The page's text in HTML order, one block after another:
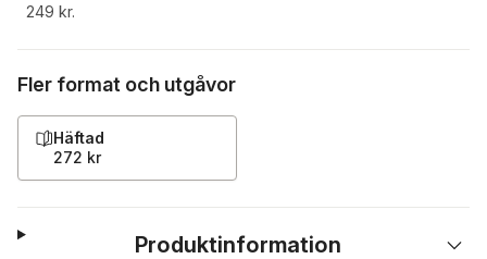
249 kr.
Fler format och utgåvor
Häftad
272 kr
Produktinformation